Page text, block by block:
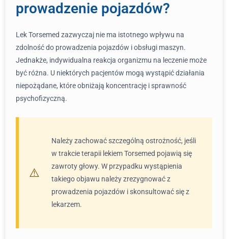
prowadzenie pojazdów?
Lek Torsemed zazwyczaj nie ma istotnego wpływu na
zdolność do prowadzenia pojazdów i obsługi maszyn.
Jednakże, indywidualna reakcja organizmu na leczenie może
być różna. U niektórych pacjentów mogą wystąpić działania
niepożądane, które obniżają koncentrację i sprawność
psychofizyczną.
Należy zachować szczególną ostrożność, jeśli
w trakcie terapii lekiem Torsemed pojawią się
zawroty głowy. W przypadku wystąpienia
takiego objawu należy zrezygnować z
prowadzenia pojazdów i skonsultować się z
lekarzem.